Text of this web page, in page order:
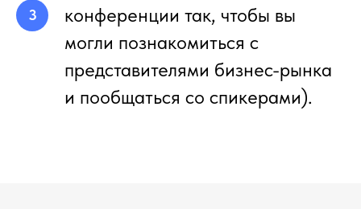
конференции так, чтобы вы
могли познакомиться с
представителями бизнес-рынка
и пообщаться со спикерами).